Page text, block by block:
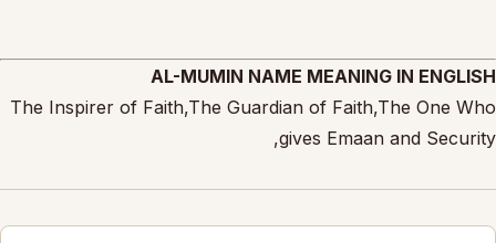
AL-MUMIN NAME MEANING IN ENGLISH
The Inspirer of Faith,The Guardian of Faith,The One Who
gives Emaan and Security,